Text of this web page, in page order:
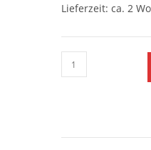
Lieferzeit: ca. 2
Gästehausschuhe
gelb,